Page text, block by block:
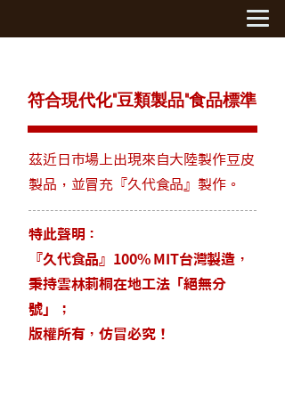
符合現代化"豆類製品"食品標準
茲近日市場上出現來自大陸製作豆皮
製品，並冒充『久代食品』製作。
特此聲明：
『久代食品』100% MIT台灣製造，
秉持雲林莿桐在地工法「絕無分
號」；
版權所有，仿冒必究！